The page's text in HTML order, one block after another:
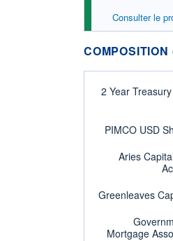
Consulter le
2 Year
PIMCO USD
Aries
Greenleaves
Mortgage